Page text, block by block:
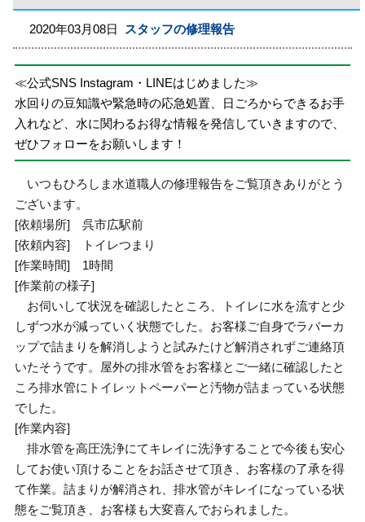
2020年03月08日 スタッフの修理報告
≪公式SNS Instagram・LINEはじめました≫
水回りの豆知識や緊急時の応急処置、日ごろからできるお手
入れなど、水に関わるお得な情報を発信していきますので、
ぜひフォローをお願いします！
いつもひろしま水道職人の修理報告をご覧頂きありがとう
ございます。
[依頼場所] 呉市広駅前
[依頼内容] トイレつまり
[作業時間] 1時間
[作業前の様子]
お伺いして状況を確認したところ、トイレに水を流すと少
しずつ水が減っていく状態でした。お客様ご自身でラバーカ
ップで詰まりを解消しようと試みたけど解消されずご連絡頂
いたそうです。屋外の排水管をお客様とご一緒に確認したと
ころ排水管にトイレットペーパーと汚物が詰まっている状態
でした。
[作業内容]
排水管を高圧洗浄にてキレイに洗浄することで今後も安心
してお使い頂けることをお話させて頂き、お客様の了承を得
て作業。詰まりが解消され、排水管がキレイになっている状
態をご覧頂き、お客様も大変喜んでおられました。